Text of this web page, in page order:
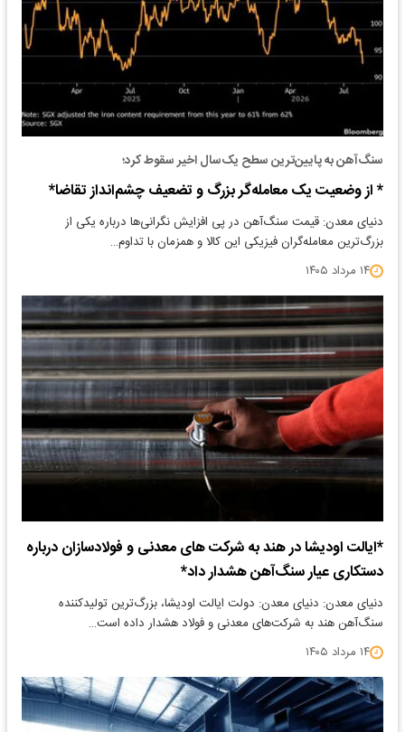
سنگ‌آهن به پایین‌ترین سطح یک‌سال اخیر سقوط کرد؛
* از وضعیت یک معامله‌گر بزرگ و تضعیف چشم‌انداز تقاضا*
دنیای معدن: قیمت سنگ‌آهن در پی افزایش نگرانی‌ها درباره یکی از
بزرگ‌ترین معامله‌گران فیزیکی این کالا و همزمان با تداوم…
۱۴ مرداد ۱۴۰۵
*ایالت اودیشا در هند به شرکت های معدنی و فولادسازان درباره
دستکاری عیار سنگ‌آهن هشدار داد*
دنیای معدن: دنیای معدن: دولت ایالت اودیشا، بزرگ‌ترین تولیدکننده
سنگ‌آهن هند به شرکت‌های معدنی و فولاد هشدار داده است…
۱۴ مرداد ۱۴۰۵